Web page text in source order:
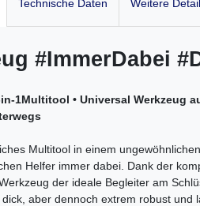
Technische Daten Weitere
#ImmerDabei
1Multitool • Universal Werkzeug
Multitool in einem
Helfer immer dabei. Dank der
der ideale Begleiter am
aber dennoch extrem robust und